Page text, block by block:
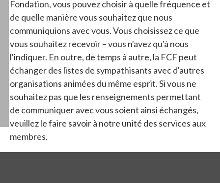
Fondation, vous pouvez choisir à quelle fréquence et
de quelle manière vous souhaitez que nous
communiquions avec vous. Vous choisissez ce que
vous souhaitez recevoir – vous n'avez qu'à nous
l'indiquer. En outre, de temps à autre, la FCF peut
échanger des listes de sympathisants avec d'autres
organisations animées du même esprit. Si vous ne
souhaitez pas que les renseignements permettant
de communiquer avec vous soient ainsi échangés,
veuillez le faire savoir à notre unité des services aux
membres.